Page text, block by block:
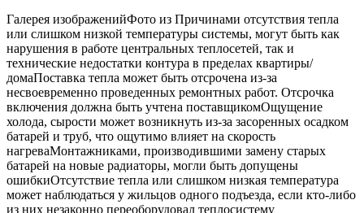
Галерея изображенийФото из Причинами отсутствия тепла
или слишком низкой температуры системы, могут быть как
нарушения в работе центральных теплосетей, так и
технические недостатки контура в пределах квартиры/
домаПоставка тепла может быть отсрочена из-за
несвоевременно проведенных ремонтных работ. Отсрочка
включения должна быть учтена поставщикомОщущение
холода, сырости может возникнуть из-за засоренных осадком
батарей и труб, что ощутимо влияет на скорость
нагреваМонтажниками, производившими замену старых
батарей на новые радиаторы, могли быть допущены
ошибкиОтсутствие тепла или слишком низкая температура
может наблюдаться у жильцов одного подъезда, если кто-либо
из них незаконно переоборудовал теплосистему